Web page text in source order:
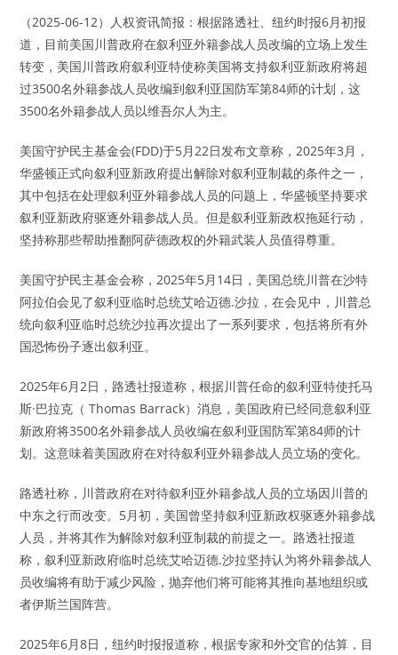
（2025-06-12）人权资讯简报：根据路透社、纽约时报6月初报
道，目前美国川普政府在叙利亚外籍参战人员改编的立场上发生
转变，美国川普政府叙利亚特使称美国将支持叙利亚新政府将超
过3500名外籍参战人员收编到叙利亚国防军第84师的计划，这
3500名外籍参战人员以维吾尔人为主。
美国守护民主基金会(FDD)于5月22日发布文章称，2025年3月，
华盛顿正式向叙利亚新政府提出解除对叙利亚制裁的条件之一，
其中包括在处理叙利亚外籍参战人员的问题上，华盛顿坚持要求
叙利亚新政府驱逐外籍参战人员。但是叙利亚新政权拖延行动，
坚持称那些帮助推翻阿萨德政权的外籍武装人员值得尊重。
美国守护民主基金会称，2025年5月14日，美国总统川普在沙特
阿拉伯会见了叙利亚临时总统艾哈迈德.沙拉，在会见中，川普总
统向叙利亚临时总统沙拉再次提出了一系列要求，包括将所有外
国恐怖份子逐出叙利亚。
2025年6月2日，路透社报道称，根据川普任命的叙利亚特使托马
斯·巴拉克（ Thomas Barrack）消息，美国政府已经同意叙利亚
新政府将3500名外籍参战人员收编在叙利亚国防军第84师的计
划。这意味着美国政府在对待叙利亚外籍参战人员立场的变化。
路透社称，川普政府在对待叙利亚外籍参战人员的立场因川普的
中东之行而改变。5月初，美国曾坚持叙利亚新政权驱逐外籍参战
人员，并将其作为解除对叙利亚制裁的前提之一。路透社报道
称，叙利亚新政府临时总统艾哈迈德.沙拉坚持认为将外籍参战人
员收编将有助于减少风险，抛弃他们将可能将其推向基地组织或
者伊斯兰国阵营。
2025年6月8日，纽约时报报道称，根据专家和外交官的估算，目